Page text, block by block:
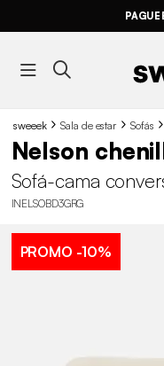
PAGUE
sweeek Sala de estar Sofás
Nelson
Sofá-cama
INELSOBD3GRG
PROMO -10%